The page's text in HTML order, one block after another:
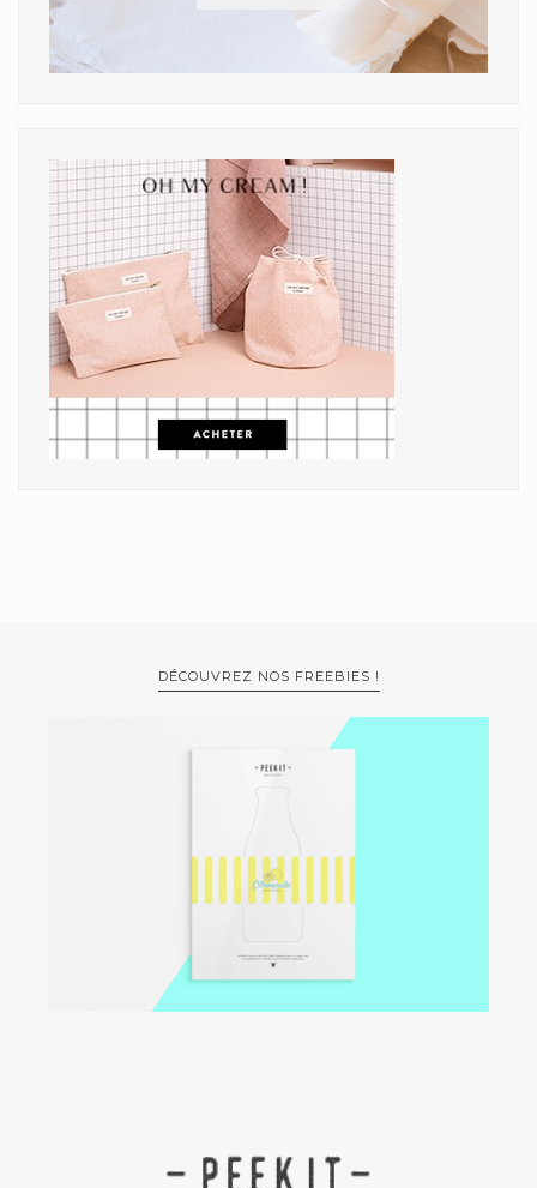
DÉCOUVREZ NOS FREEBIES !